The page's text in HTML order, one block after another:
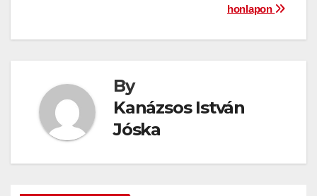
honlapon
By
Kanázsos István
Jóska